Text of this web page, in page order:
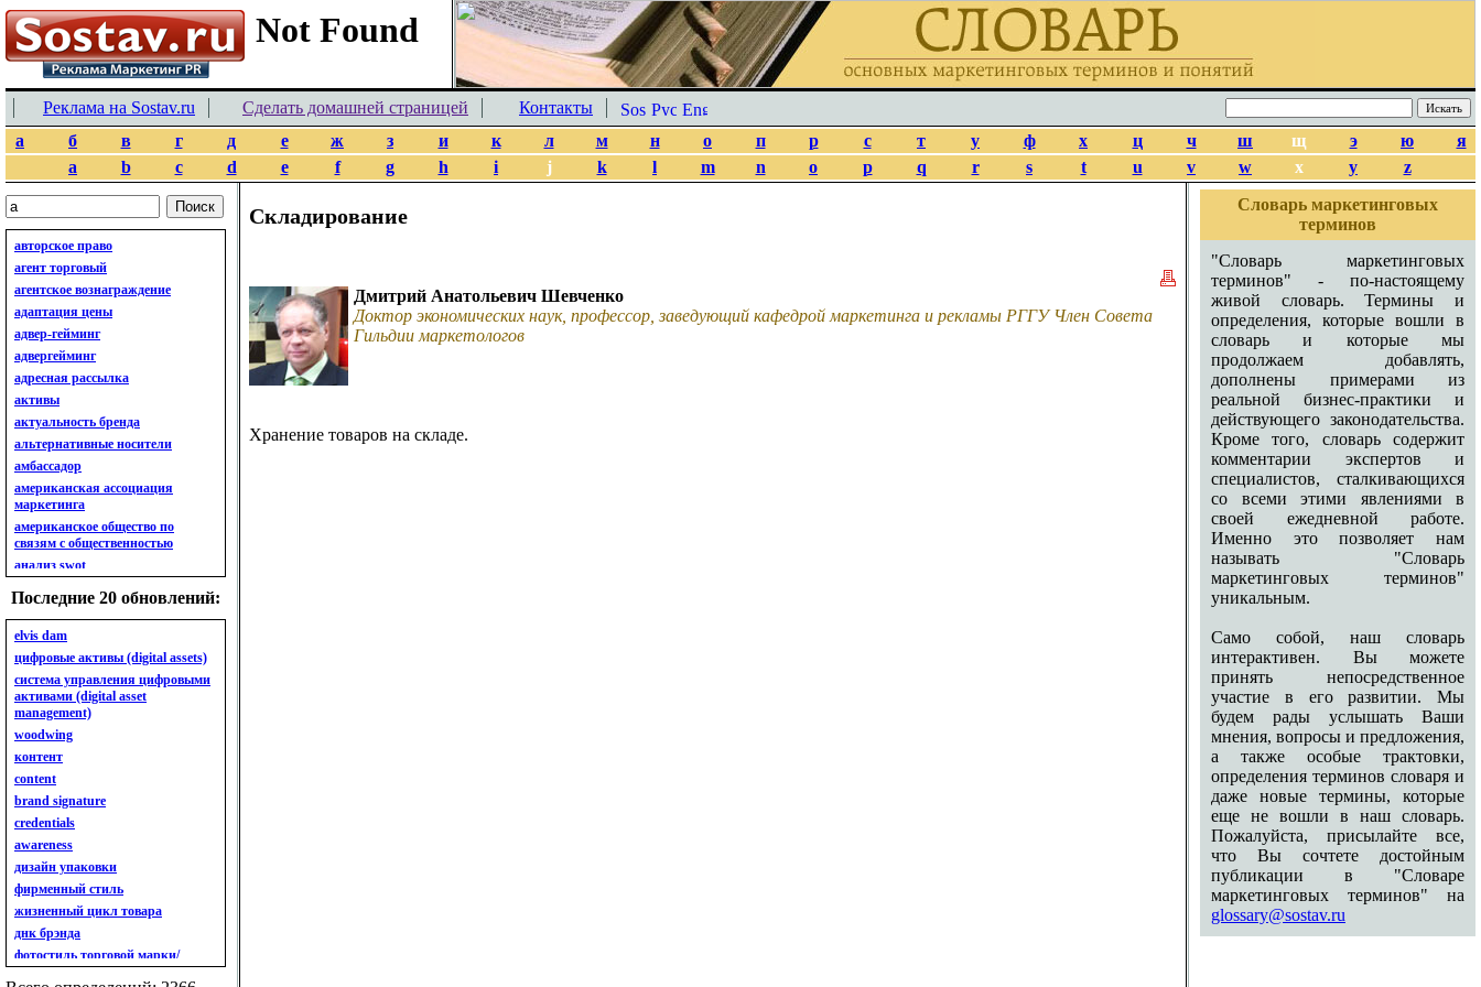
Реклама на Sostav.ru Сделать домашней страницей
Контакты
а
б в г д е ж з и к л м н о п р с т у ф х ц ч ш щ э ю
я
a
b c d e f g h i j k l m n o p q r s t u v w x y z
авторское право
агент торговый
агентское вознаграждение
адаптация цены
адвер-гейминг
адвергейминг
адресная рассылка
активы
актуальность бренда
альтернативные носители
амбассадор
американская ассоциация
маркетинга
американское общество по
связям с общественностью
анализ swot
анализ бизнес-портфеля
анализ имиджа
анализ кластерный
анализ конкурентов
анализ кросс-культурных
особенностей
анализ мак кинси «7s»
анализ макросистемы
анализ маркетинговый
анализ рынка
анализ ситуационный
анализ экспертный
индивидуальный
анкета
ассортимент
ассортимент товарный.
планирование товарного
ассортимента
ассортимент. глубина
Последние 20 обновлений:
elvis dam
цифровые активы (digital assets)
система управления цифровыми
активами (digital asset
management)
woodwing
контент
content
brand signature
credentials
awareness
дизайн упаковки
фирменный стиль
жизненный цикл товара
днк брэнда
фотостиль торговой марки/
линейки продукции
Складирование
Дмитрий Анатольевич Шевченко
Доктор экономических наук, профессор, заведующий кафедрой маркетинга и рекламы РГГУ Член Совета
Гильдии маркетологов
Хранение товаров на складе.
Словарь маркетинговых
терминов
"Словарь маркетинговых
терминов" - по-настоящему
живой словарь. Термины и
определения, которые вошли в
словарь и которые мы
продолжаем добавлять,
дополнены примерами из
реальной бизнес-практики и
действующего законодательства.
Кроме того, словарь содержит
комментарии экспертов и
специалистов, сталкивающихся
со всеми этими явлениями в
своей ежедневной работе.
Именно это позволяет нам
называть "Словарь
маркетинговых терминов"
уникальным.
Само собой, наш словарь
интерактивен. Вы можете
принять непосредственное
участие в его развитии. Мы
будем рады услышать Ваши
мнения, вопросы и предложения,
а также особые трактовки,
определения терминов словаря и
даже новые термины, которые
еще не вошли в наш словарь.
Пожалуйста, присылайте все,
что Вы сочтете достойным
публикации в "Словаре
маркетинговых терминов" на
glossary@sostav.ru